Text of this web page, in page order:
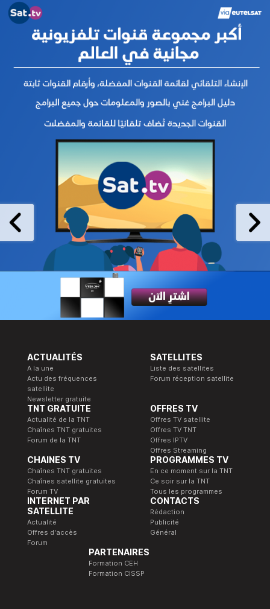
ACTUALITÉS
A la une
Actu des fréquences
satellite
Newsletter gratuite
SATELLITES
Liste des satellites
Forum réception satellite
TNT GRATUITE
Actualité de la TNT
Chaînes TNT gratuites
Forum de la TNT
OFFRES TV
Offres TV satellite
Offres TV TNT
Offres IPTV
Offres Streaming
CHAINES TV
Chaînes TNT gratuites
Chaînes satellite gratuites
Forum TV
PROGRAMMES TV
En ce moment sur la TNT
Ce soir sur la TNT
Tous les programmes
INTERNET PAR
SATELLITE
Actualité
Offres d'accès
Forum
CONTACTS
Rédaction
Publicité
Général
PARTENAIRES
Formation CEH
Formation CISSP